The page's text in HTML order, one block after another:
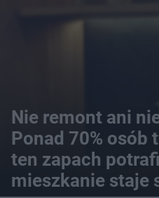
Nie remont ani
Ponad 70% osób
ten zapach
mieszkanie staje